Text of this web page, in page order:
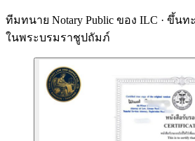
ทีมทนาย Notary Public ของ ILC · ขึ้นท
ในพระบรมราชูปถัมภ์